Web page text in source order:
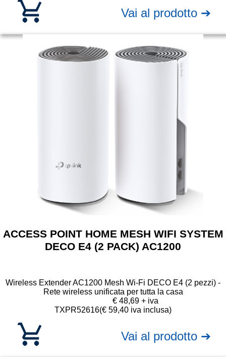
Vai al prodotto ➔
ACCESS POINT HOME MESH WIFI SYSTEM
DECO E4 (2 PACK) AC1200
Wireless Extender AC1200 Mesh Wi-Fi DECO E4 (2 pezzi) -
Rete wireless unificata per tutta la casa
TXPR52616
€ 48,69 + iva
(€ 59,40 iva inclusa)
Vai al prodotto ➔